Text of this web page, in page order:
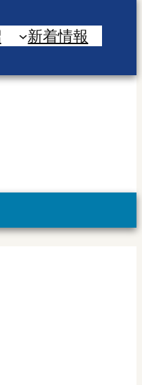
新着情報